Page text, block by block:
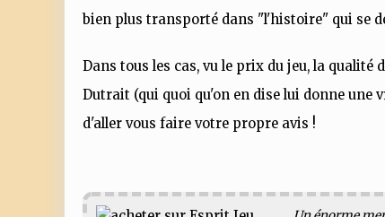
bien plus transporté dans "l'histoire" qui se
Dans tous les cas, vu le prix du jeu, la
Dutrait (qui quoi qu'on en dise lui donne une
d'aller vous faire votre propre avis !